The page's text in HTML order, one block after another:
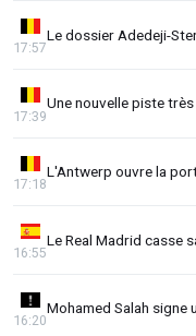
Le dossier Adedeji-
17:57
Une nouvelle piste
17:39
L'Antwerp ouvre la
17:18
Le Real Madrid casse
16:55
Mohamed Salah signe
16:20